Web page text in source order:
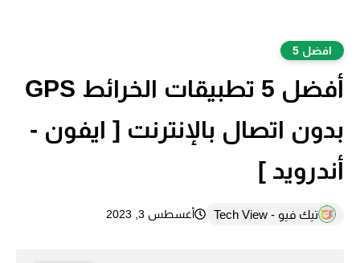
افضل 5
أفضل 5 تطبيقات الخرائط GPS
بدون اتصال بالإنترنت [ ايفون -
أندرويد ]
تيك فيو - Tech View أغسطس 3, 2023